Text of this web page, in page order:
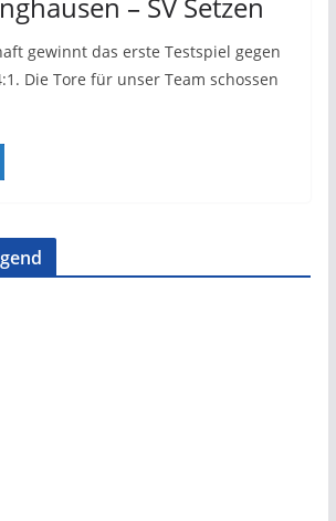
gewinnt das erste Testspiel gegen
Die Tore für unser Team schossen